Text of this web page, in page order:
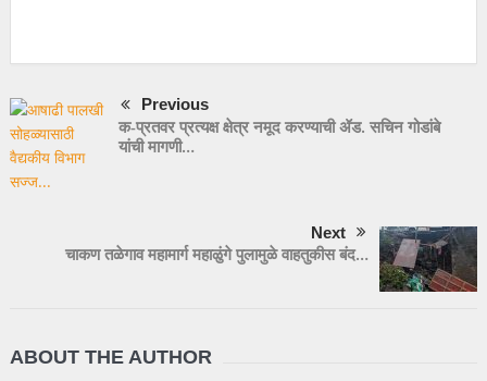
Previous
क-प्रतवर प्रत्यक्ष क्षेत्र नमूद करण्याची ॲड. सचिन गोडांबे
यांची मागणी…
Next
चाकण तळेगाव महामार्ग महाळुंगे पुलामुळे वाहतुकीस बंद…
ABOUT THE AUTHOR